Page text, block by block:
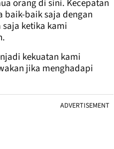
orang di sini. Kecepatan
baik-baik saja dengan
ketika kami
kekuatan kami
jika menghadapi
ADVERTISEMENT